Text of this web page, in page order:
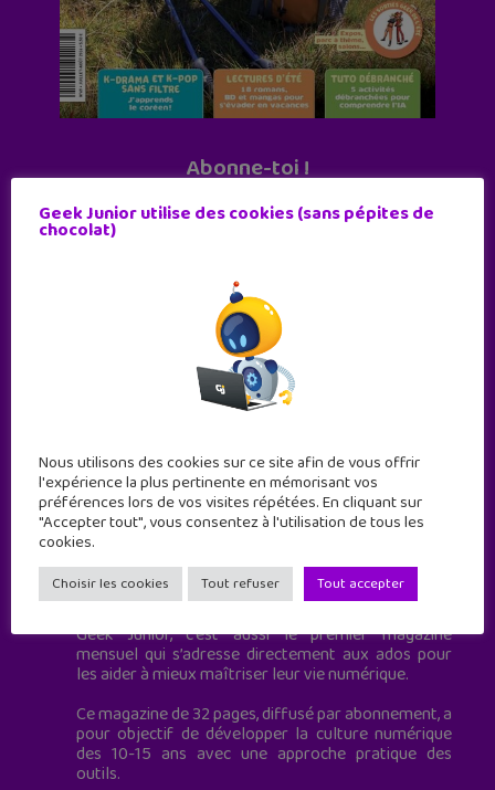
Abonne-toi !
11 numéros par an
Geek Junior est le premier site de culture numérique
à destination des adolescents.
Geek Junior, c’est aussi le premier magazine
mensuel qui s’adresse directement aux ados pour
les aider à mieux maîtriser leur vie numérique.
Ce magazine de 32 pages, diffusé par abonnement, a
pour objectif de développer la culture numérique
des 10-15 ans avec une approche pratique des
outils.
Geek Junior utilise des cookies (sans pépites de
chocolat)
Nous utilisons des cookies sur ce site afin de vous offrir
l'expérience la plus pertinente en mémorisant vos
préférences lors de vos visites répétées. En cliquant sur
"Accepter tout", vous consentez à l'utilisation de tous les
cookies.
Choisir les cookies Tout refuser Tout accepter